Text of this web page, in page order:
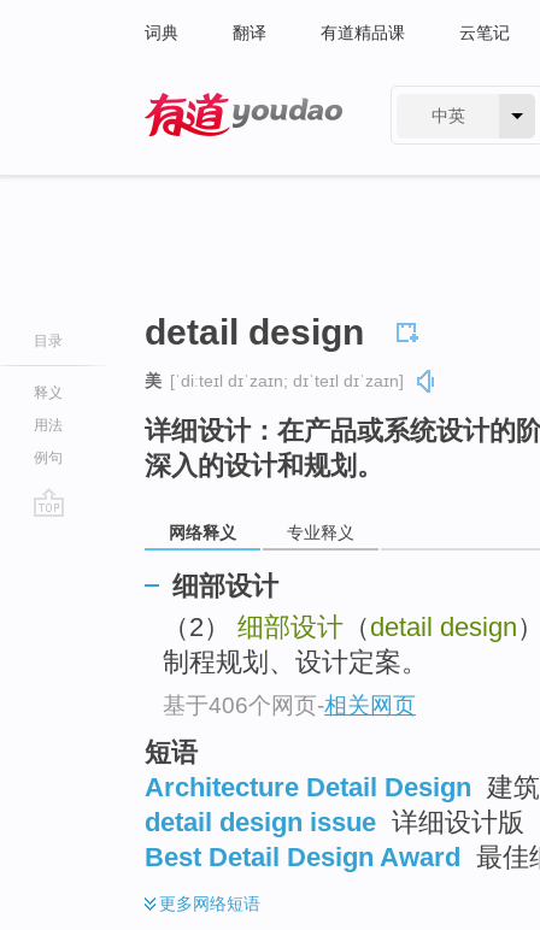
词典 翻译 有道精品课 云笔记
中英
目录
释义
用法
例句
detail design
美 [ˈdiːteɪl dɪˈzaɪn; dɪˈteɪl dɪˈzaɪn]
详细设计：在产品或系统设计的
深入的设计和规划。
网络释义 专业释义
细部设计
（2） 细部设计 （detail design
制程规划、设计定案。
基于406个网页-相关网页
短语
Architecture Detail Design 建
detail design issue 详细设计版
Best Detail Design Award 最佳
更多网络短语